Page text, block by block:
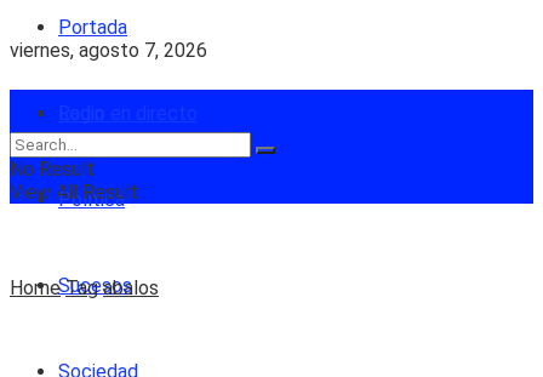
viernes, agosto 7, 2026
Portada
Política
Sucesos
Sociedad
No Result
View All Result
Home Tag abalos